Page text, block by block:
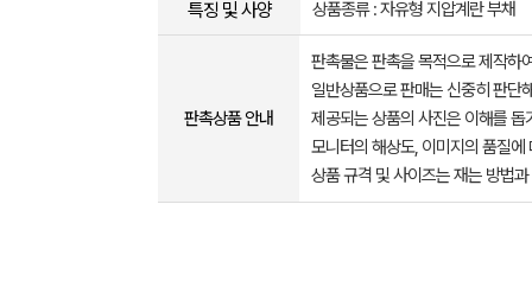
특징 및 사양 상품종류 : 자유형 지압계란 부채
판촉상품 안내
판촉물은 판촉을 목적으로 제작하
일반상품으로 판매는 신중히 판단
제공되는 상품의 사진은 이해를
모니터의 해상도, 이미지의 품질
상품 규격 및 사이즈는 재는 방법